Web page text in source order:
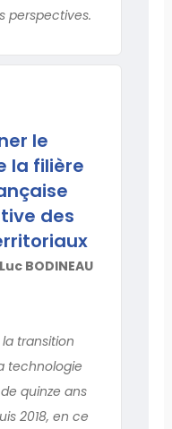
perspectives.
le
la filière
des
Luc BODINEAU
transition
technologie
quinze ans
2018, en ce